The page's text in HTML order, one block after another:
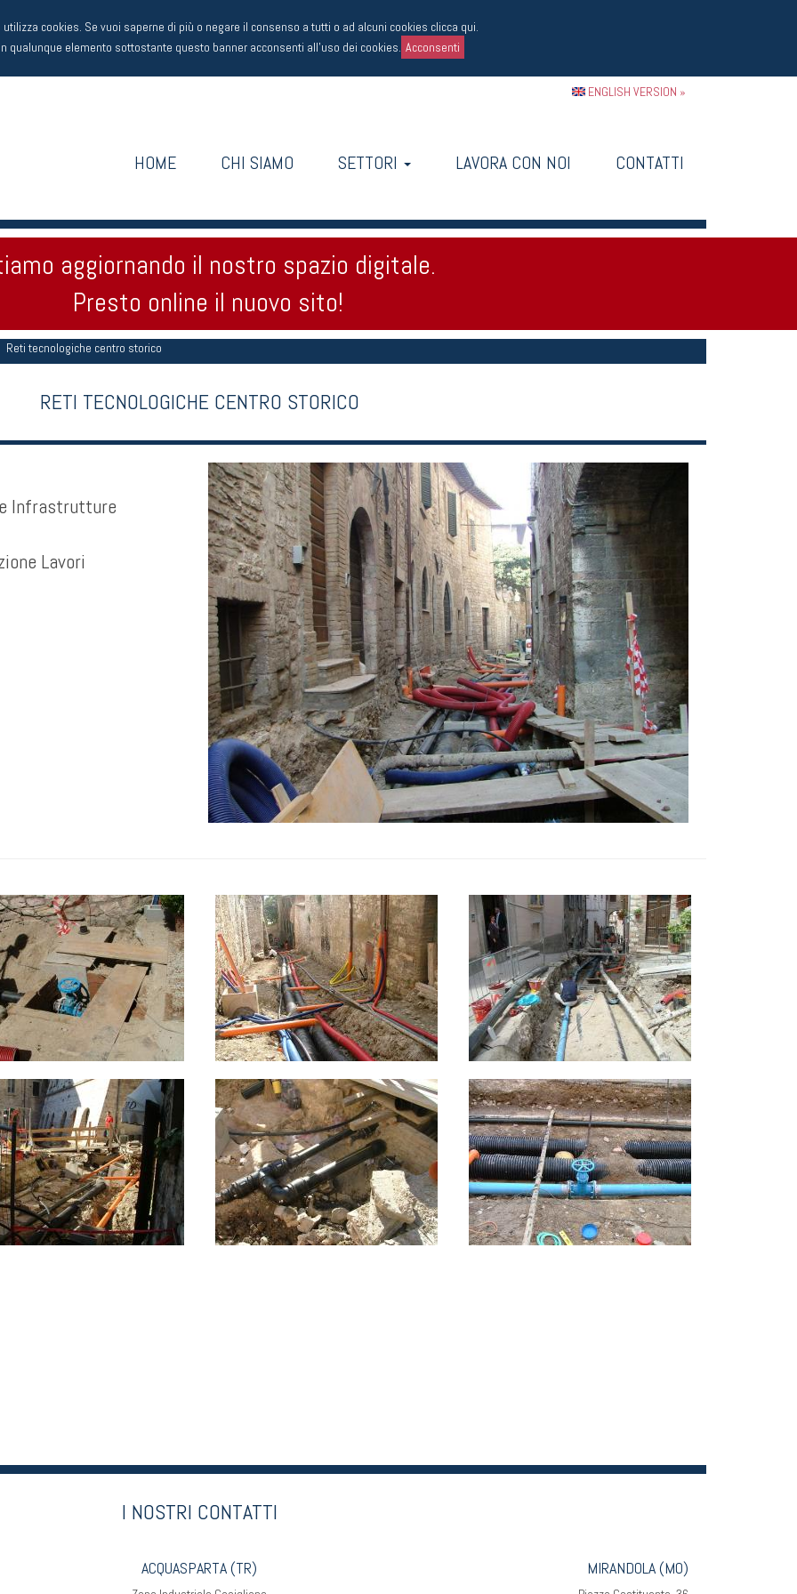
cookies. Se vuoi saperne di più o negare il consenso a tutti o ad alcuni cookies clicca qui.
qualunque elemento sottostante questo banner acconsenti all'uso dei cookies. Acconsenti
ENGLISH VERSION »
HOME CHI SIAMO SETTORI LAVORA CON NOI CONTATTI
aggiornando il nostro spazio digitale.
Presto online il nuovo sito!
Reti tecnologiche centro storico
RETI TECNOLOGICHE CENTRO STORICO
Infrastrutture
Lavori
I NOSTRI CONTATTI
ACQUASPARTA (TR) MIRANDOLA (MO)